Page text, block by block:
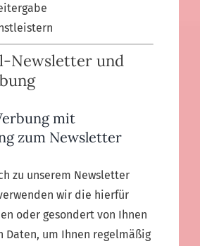
Newsletter und
mit
zum Newsletter
zu unserem Newsletter
wir die hierfür
oder gesondert von Ihnen
um Ihnen regelmäßig